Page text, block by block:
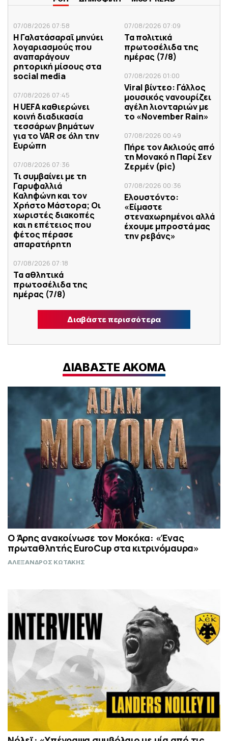
07/08/2026 07:58
Η Γαλατάσαραϊ μηνύει
λογαριασμούς που
αναπαράγουν
ρητορική μίσους στα
social media
07/08/2026 07:45
Η UEFA καθιερώνει
κοινή διαδικασία
τεσσάρων βημάτων
για το VAR σε όλη την
Ευρώπη
07/08/2026 07:36
Τι συμβαίνει με τη
Γαρυφαλλιά
Καληφώνη και τον
Χρήστο Μάστορα; Οι
χωριστές διακοπές
και η επέτειος που
φέτος πέρασε
απαρατήρητη
07/08/2026 07:18
Τα αθλητικά
πρωτοσέλιδα της
ημέρας (7/8)
07/08/2026 07:09
Τα πολιτικά
πρωτοσέλιδα της
ημέρας (7/8)
07/08/2026 01:00
Viral βίντεο: Γάλλος
μουσικός νανουρίζει
αγέλη λιονταριών με
το «November Rain»
07/08/2026 00:49
Πήρε τον Ακλιούς από
τη Μονακό η Παρί Σεν
Ζερμέν (pic)
07/08/2026 00:36
Ελουστόντο:
«Είμαστε
στεναχωρημένοι αλλά
έχουμε μπροστά μας
την ρεβάνς»
Διαβάστε περισσότερα
ΔΙΑΒΑΣΤΕ ΑΚΟΜΑ
Ο Άρης ανακοίνωσε τον Μοκόκα: «Ένας
πρωταθλητής EuroCup στα κιτρινόμαυρα»
ΑΛΕΞΑΝΔΡΟΣ ΚΩΤΑΚΗΣ